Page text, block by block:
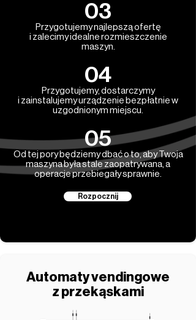
03
Przygotujemy najlepszą ofertę
i zalecimy idealne rozmieszczenie
maszyn.
04
Przygotujemy, dostarczymy
i zainstalujemy urządzenie bezpłatnie w
uzgodnionym miejscu.
05
Od tej pory będziemy dbać o to, aby Twoja
maszyna była stale zaopatrywana, a
operacje przebiegały sprawnie.
Rozpocznij
Automaty vendingowe
z przekąskami